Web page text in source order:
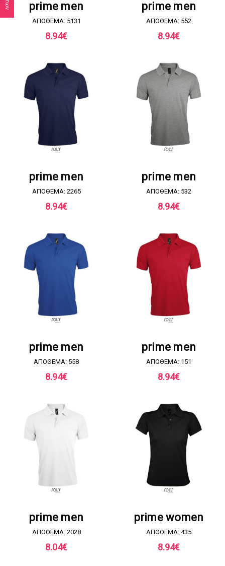
prime men
ΑΠΟΘΕΜΑ: 5131
8.94€
prime men
ΑΠΟΘΕΜΑ: 552
8.94€
prime men
ΑΠΟΘΕΜΑ: 2265
8.94€
prime men
ΑΠΟΘΕΜΑ: 532
8.94€
prime men
ΑΠΟΘΕΜΑ: 558
8.94€
prime men
ΑΠΟΘΕΜΑ: 151
8.94€
prime men
ΑΠΟΘΕΜΑ: 2028
8.04€
prime women
ΑΠΟΘΕΜΑ: 435
8.94€